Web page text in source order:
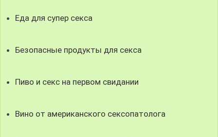
Еда для супер секса
Безопасные продукты для секса
Пиво и секс на первом свидании
Вино от американского сексопатолога